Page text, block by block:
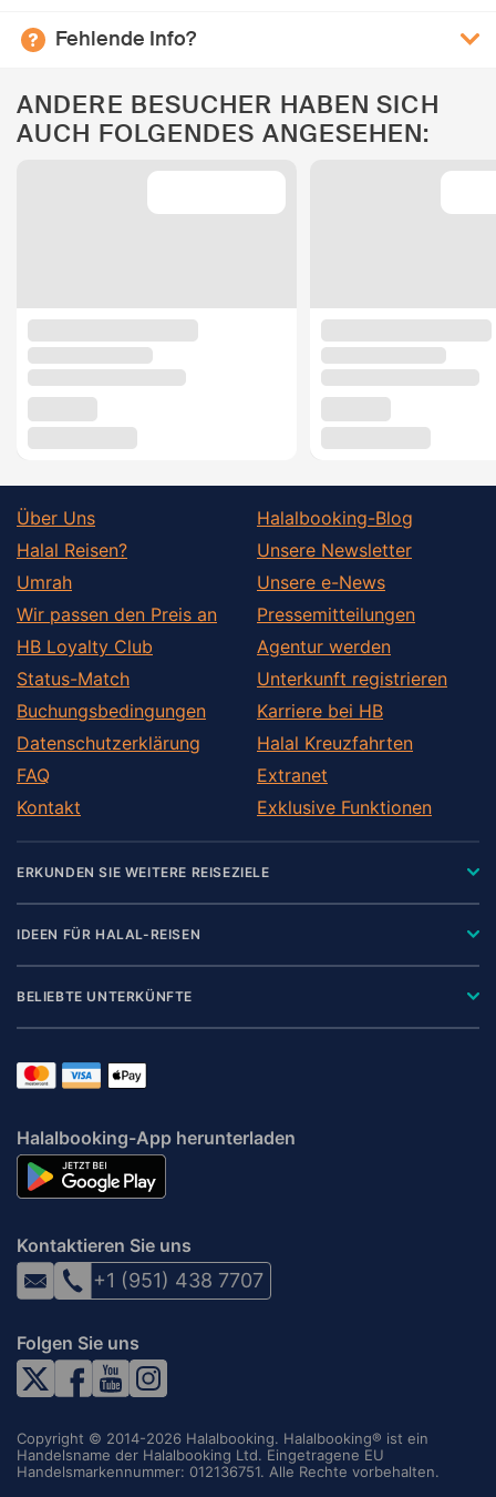
Fehlende Info?
ANDERE BESUCHER HABEN SICH
AUCH FOLGENDES ANGESEHEN:
Über Uns
Halal Reisen?
Umrah
Wir passen den Preis an
HB Loyalty Club
Status-Match
Buchungsbedingungen
Datenschutzerklärung
FAQ
Kontakt
Halalbooking-Blog
Unsere Newsletter
Unsere e-News
Pressemitteilungen
Agentur werden
Unterkunft registrieren
Karriere bei HB
Halal Kreuzfahrten
Extranet
Exklusive Funktionen
ERKUNDEN SIE WEITERE REISEZIELE
IDEEN FÜR HALAL-REISEN
BELIEBTE UNTERKÜNFTE
Halalbooking-App herunterladen
Kontaktieren Sie uns
+1 (951) 438 7707
Folgen Sie uns
Copyright © 2014-2026 Halalbooking. Halalbooking® ist ein
Handelsname der Halalbooking Ltd. Eingetragene EU
Handelsmarkennummer: 012136751. Alle Rechte vorbehalten.